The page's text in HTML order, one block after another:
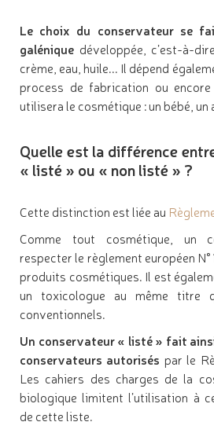
Le choix du conservateur se
galénique développée, c’est-à-
crème, eau, huile... Il dépend
process de fabrication ou
utilisera le cosmétique : un bébé, un
Quelle est la différence
« listé » ou « non listé » ?
Cette distinction est liée au
Comme tout cosmétique, un
respecter le règlement européen
produits cosmétiques. Il est
un toxicologue au même titre
conventionnels.
Un conservateur « listé » fait
conservateurs autorisés par le
Les cahiers des charges de la
biologique limitent l’utilisation à
de cette liste.